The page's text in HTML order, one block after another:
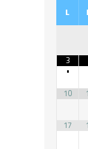
L
3
•
10
17